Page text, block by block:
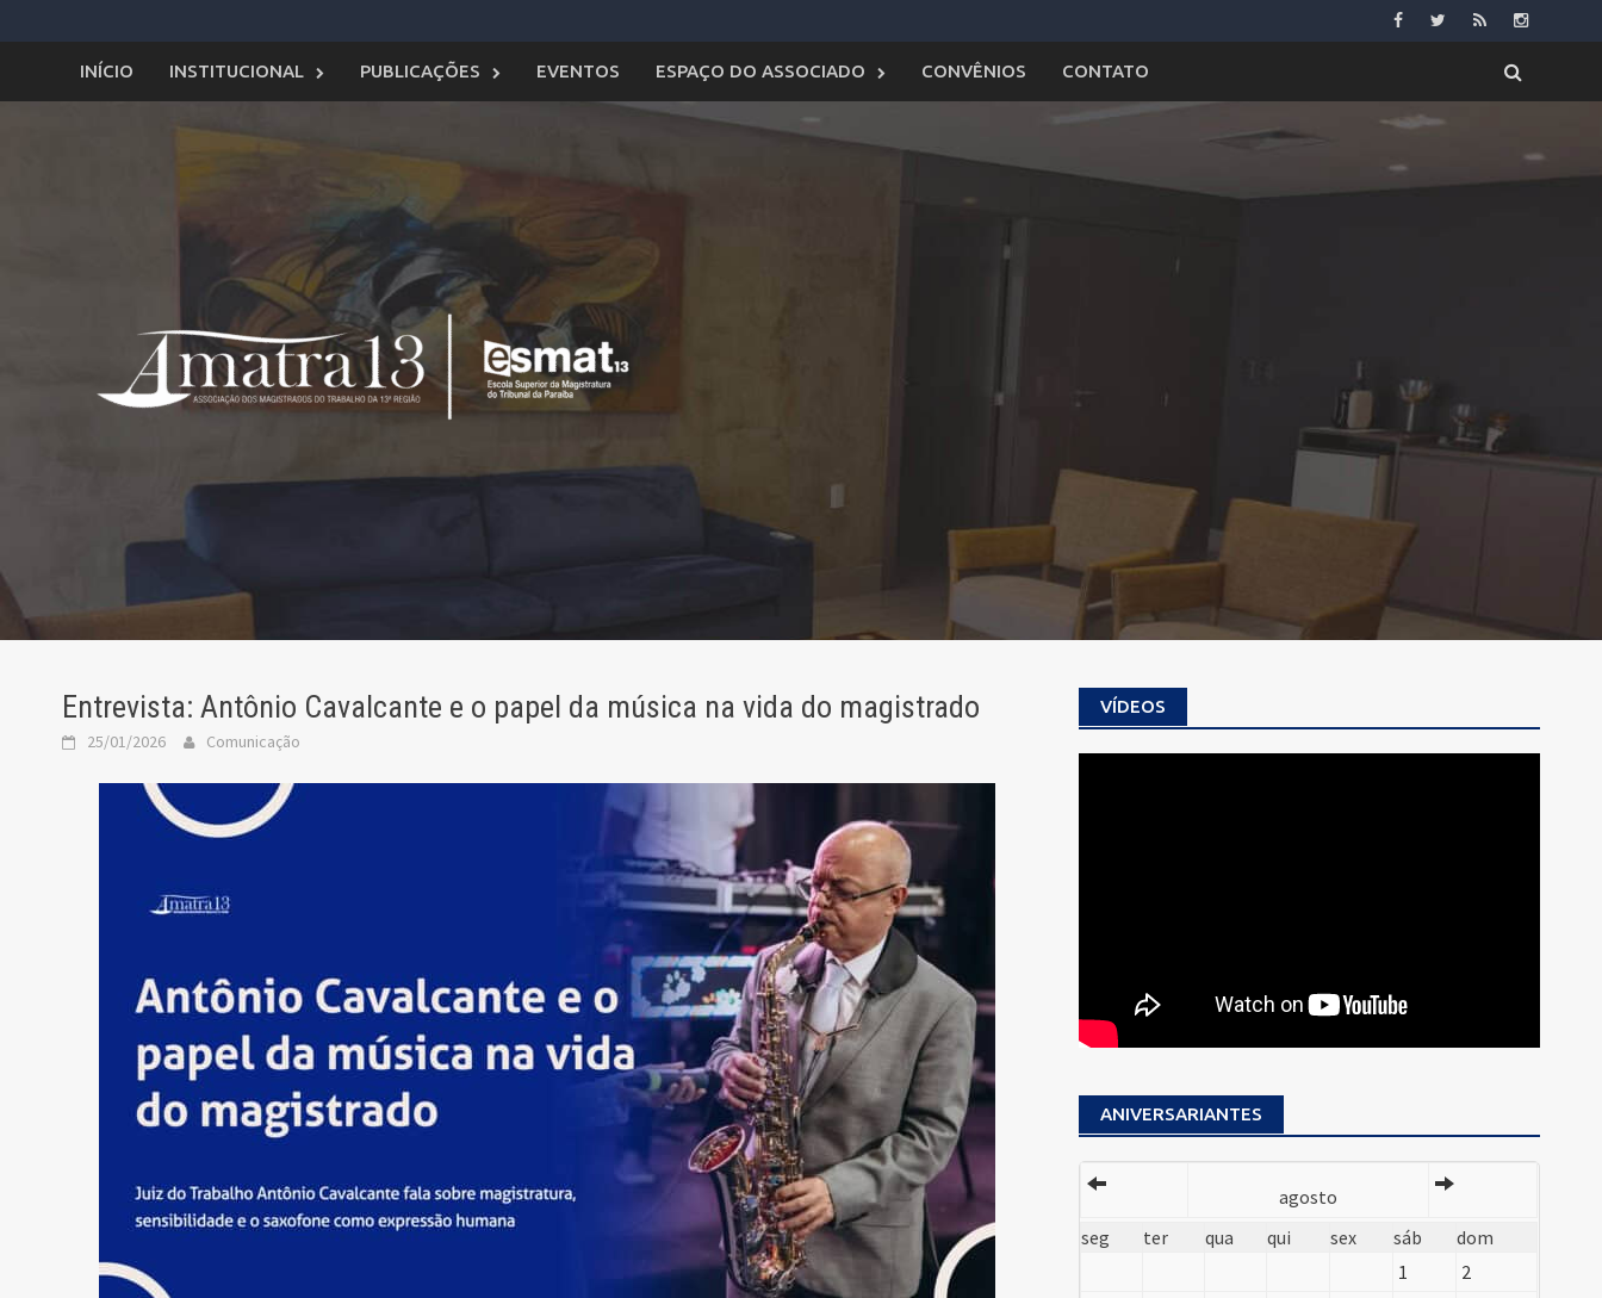
to
INÍCIO INSTITUCIONAL PUBLICAÇÕES EVENTOS ESPAÇO DO ASSOCIADO CONVÊNIOS CONTATO
Entrevista: Antônio Cavalcante e o papel da música na vida do magistrado
25/01/2026 Comunicação
VÍDEOS
ANIVERSARIANTES
agosto
seg
ter qua qui sex sáb
dom
1
2